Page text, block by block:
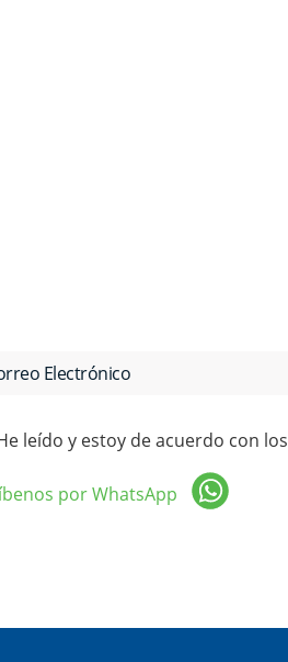
leído y estoy de acuerdo con los
por WhatsApp